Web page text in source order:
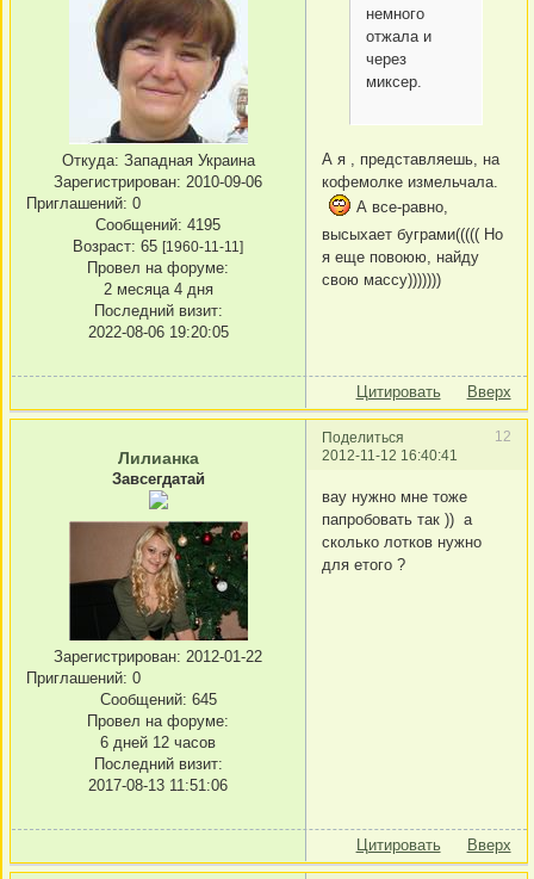
Откуда: Западная Украина
Зарегистрирован: 2010-09-06
Приглашений: 0
Сообщений: 4195
Возраст: 65 [1960-11-11]
Провел на форуме:
2 месяца 4 дня
Последний визит:
2022-08-06 19:20:05
немного
отжала и
через
миксер.
А я , представляешь, на
кофемолке измельчала.
А все-равно,
высыхает буграми((((( Но
я еще повоюю, найду
свою массу)))))))
Цитировать Вверх
Поделиться
12
2012-11-12 16:40:41
Лилианка
Завсегдатай
Зарегистрирован: 2012-01-22
Приглашений: 0
Сообщений: 645
Провел на форуме:
6 дней 12 часов
Последний визит:
2017-08-13 11:51:06
вау нужно мне тоже
папробовать так )) а
сколько лотков нужно
для етого ?
Цитировать Вверх